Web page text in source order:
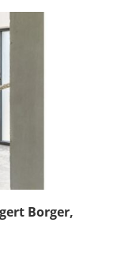
Borger,